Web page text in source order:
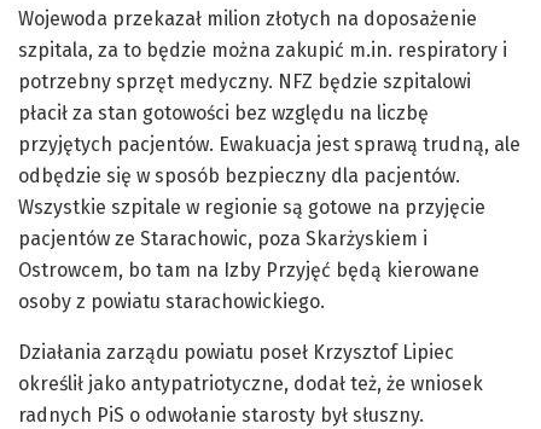
Wojewoda przekazał milion złotych na doposażenie
szpitala, za to będzie można zakupić m.in. respiratory i
potrzebny sprzęt medyczny. NFZ będzie szpitalowi
płacił za stan gotowości bez względu na liczbę
przyjętych pacjentów. Ewakuacja jest sprawą trudną, ale
odbędzie się w sposób bezpieczny dla pacjentów.
Wszystkie szpitale w regionie są gotowe na przyjęcie
pacjentów ze Starachowic, poza Skarżyskiem i
Ostrowcem, bo tam na Izby Przyjęć będą kierowane
osoby z powiatu starachowickiego.
Działania zarządu powiatu poseł Krzysztof Lipiec
określił jako antypatriotyczne, dodał też, że wniosek
radnych PiS o odwołanie starosty był słuszny.